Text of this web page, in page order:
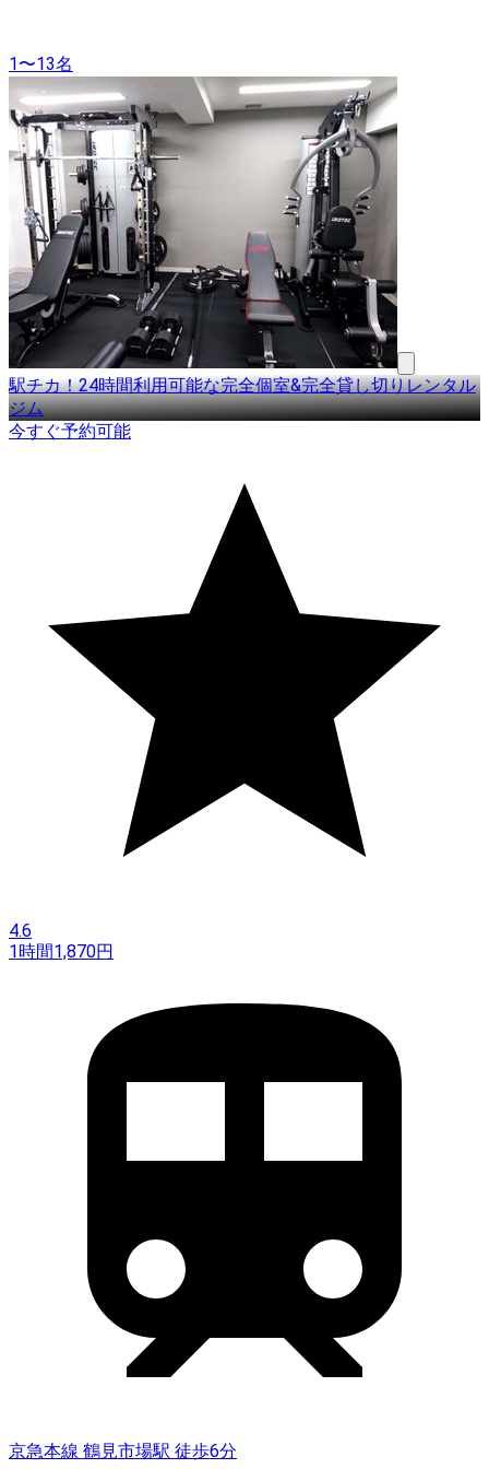
1〜13名
駅チカ！24時間利用可能な完全個室&完全貸し切りレンタル
ジム
今すぐ予約可能
4.6
1時間1,870円
京急本線 鶴見市場駅 徒歩6分